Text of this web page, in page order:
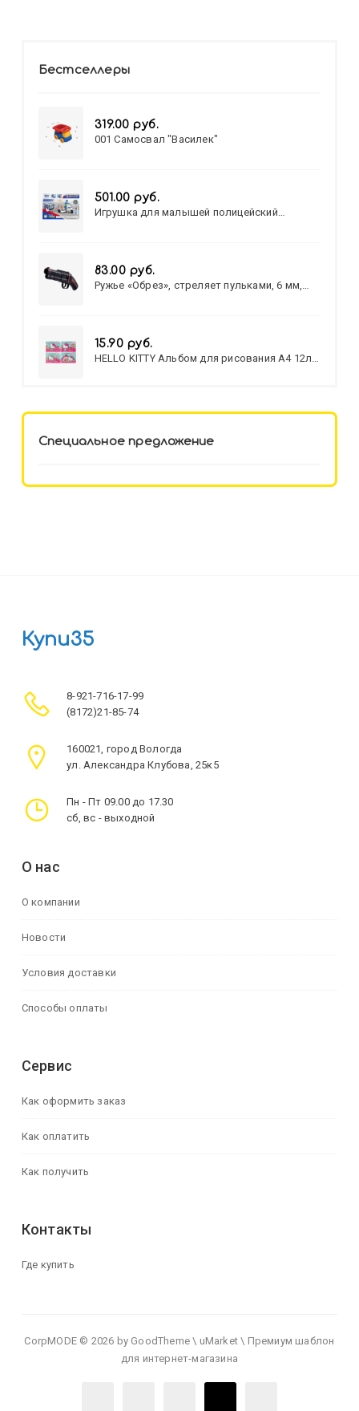
Бестселлеры
319.00 руб.
001 Самосвал "Василек"
501.00 руб.
Игрушка для малышей полицейский
83.00 руб.
Ружье «Обрез», стреляет пульками, 6 мм,
15.90 руб.
HELLO KITTY Альбом для рисования А4 12л.
Специальное предложение
Купи35
8-921-716-17-99
(8172)21-85-74
160021, город Вологда
ул. Александра Клубова, 25к5
Пн - Пт 09.00 до 17.30
сб, вс - выходной
О нас
О компании
Новости
Условия доставки
Способы оплаты
Сервис
Как оформить заказ
Как оплатить
Как получить
Контакты
Где купить
CorpMODE © 2026 by GoodTheme \ uMarket \ Премиум шаблон
для интернет-магазина